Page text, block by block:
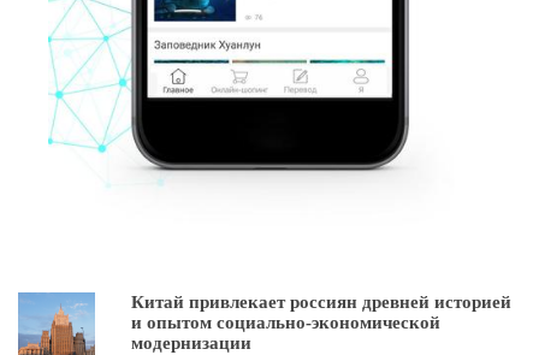
Китай привлекает россиян древней историей
и опытом социально-экономической
модернизации